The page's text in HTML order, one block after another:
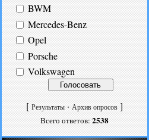
BWM
Mercedes-Benz
Opel
Porsche
Volkswagen
[Результаты·Архив опросов]
Всего ответов:2538